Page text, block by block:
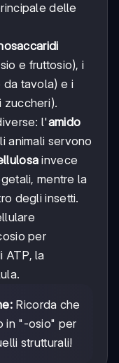
delle
e fruttosio), i
da tavola) e i
l'amido
animali servono
invece
mentre la
degli insetti.
per
ATP, la
Ricorda che
in "-osio" per
strutturali!